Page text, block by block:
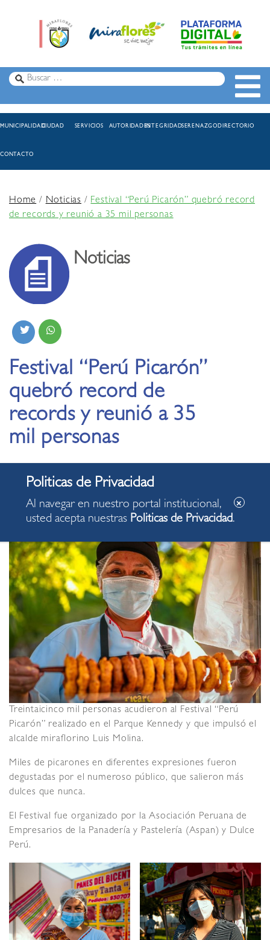
MUNICIPALIDADCIUDAD SERVICIOS AUTORIDADESINTEGRIDADSERENAZGODIRECTORIO
CONTACTO
Home/Noticias /Festival “Perú Picarón” quebró record
de records y reunió a 35 mil personas
Noticias
Festival “Perú Picarón”
quebró record de
records y reunió a 35
mil personas
03.05.2022
Organizadores agradecieron apoyo del alcalde
miraflorino Luis Molina.
Treintaicinco mil personas acudieron al Festival “Perú
Picarón” realizado en el Parque Kennedy y que impulsó el
alcalde miraflorino Luis Molina.
Miles de picarones en diferentes expresiones fueron
degustadas por el numeroso público, que salieron más
dulces que nunca.
El Festival fue organizado por la Asociación Peruana de
Empresarios de la Panadería y Pastelería (Aspan) y Dulce
Perú.
Al navegar en nuestro portal institucional,
usted acepta nuestras Politicas de Privacidad.